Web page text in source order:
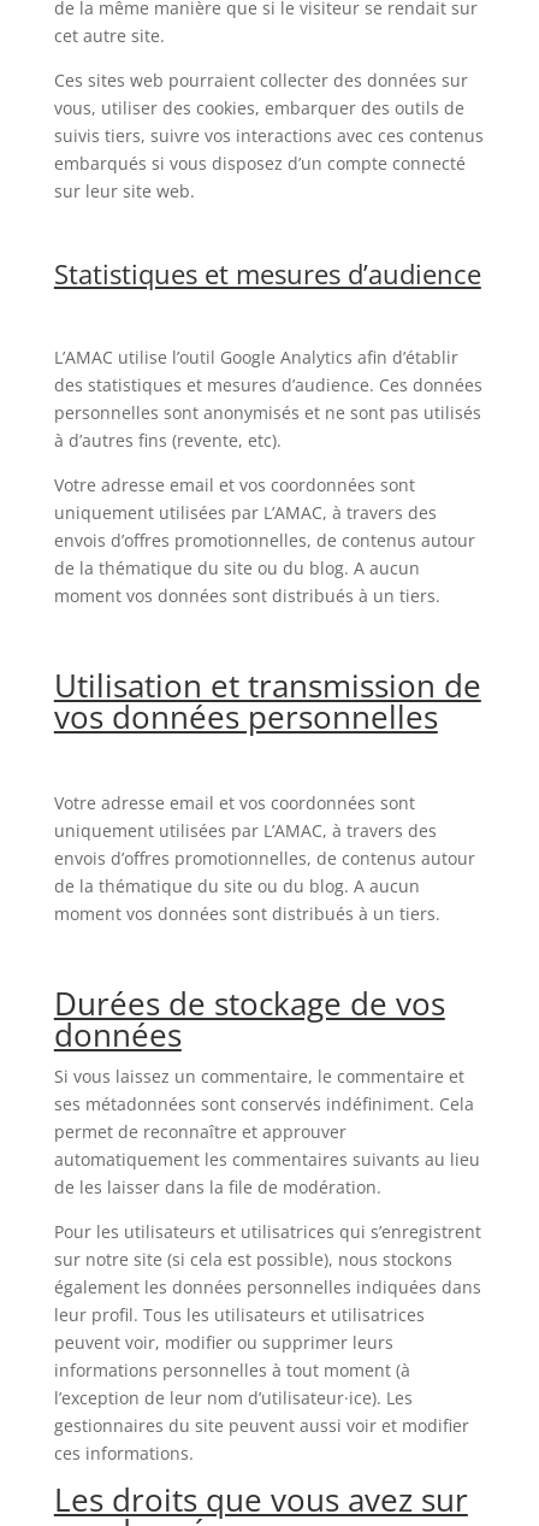
de la même manière que si le visiteur se rendait sur
cet autre site.
Ces sites web pourraient collecter des données sur
vous, utiliser des cookies, embarquer des outils de
suivis tiers, suivre vos interactions avec ces contenus
embarqués si vous disposez d’un compte connecté
sur leur site web.
Statistiques et mesures d’audience
L’AMAC utilise l’outil Google Analytics afin d’établir
des statistiques et mesures d’audience. Ces données
personnelles sont anonymisés et ne sont pas utilisés
à d’autres fins (revente, etc).
Votre adresse email et vos coordonnées sont
uniquement utilisées par L’AMAC, à travers des
envois d’offres promotionnelles, de contenus autour
de la thématique du site ou du blog. A aucun
moment vos données sont distribués à un tiers.
Utilisation et transmission de
vos données personnelles
Votre adresse email et vos coordonnées sont
uniquement utilisées par L’AMAC, à travers des
envois d’offres promotionnelles, de contenus autour
de la thématique du site ou du blog. A aucun
moment vos données sont distribués à un tiers.
Durées de stockage de vos
données
Si vous laissez un commentaire, le commentaire et
ses métadonnées sont conservés indéfiniment. Cela
permet de reconnaître et approuver
automatiquement les commentaires suivants au lieu
de les laisser dans la file de modération.
Pour les utilisateurs et utilisatrices qui s’enregistrent
sur notre site (si cela est possible), nous stockons
également les données personnelles indiquées dans
leur profil. Tous les utilisateurs et utilisatrices
peuvent voir, modifier ou supprimer leurs
informations personnelles à tout moment (à
l’exception de leur nom d’utilisateur·ice). Les
gestionnaires du site peuvent aussi voir et modifier
ces informations.
Les droits que vous avez sur